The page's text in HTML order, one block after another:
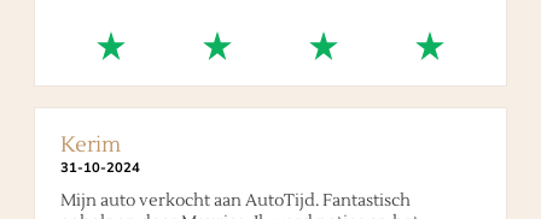
Kerim
31-10-2024
Mijn auto verkocht aan AutoTijd. Fantastisch